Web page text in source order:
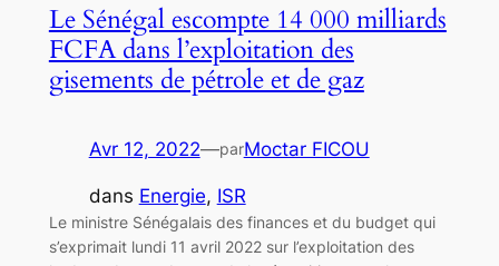
Le Sénégal escompte 14 000 milliards
FCFA dans l’exploitation des
gisements de pétrole et de gaz
Avr 12, 2022—parMoctar FICOU
dans Energie, ISR
Le ministre Sénégalais des finances et du budget qui
s’exprimait lundi 11 avril 2022 sur l’exploitation des